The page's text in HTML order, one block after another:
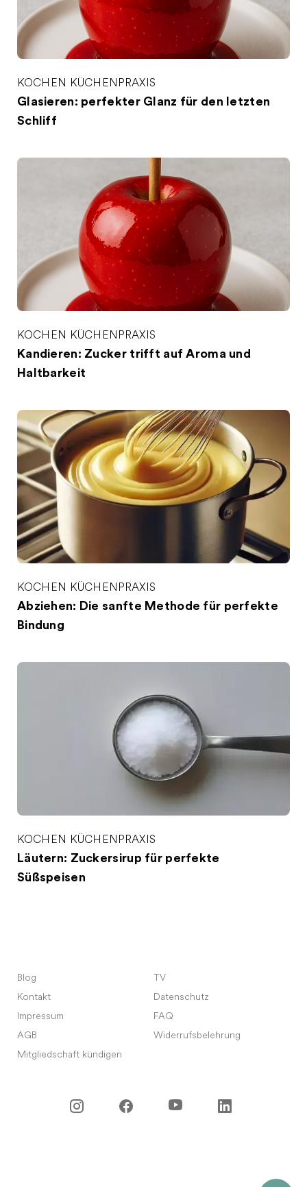
KOCHEN KÜCHENPRAXIS
Glasieren: perfekter Glanz für den letzten
Schliff
KOCHEN KÜCHENPRAXIS
Kandieren: Zucker trifft auf Aroma und
Haltbarkeit
KOCHEN KÜCHENPRAXIS
Abziehen: Die sanfte Methode für perfekte
Bindung
KOCHEN KÜCHENPRAXIS
Läutern: Zuckersirup für perfekte
Süßspeisen
Blog
TV
Kontakt
Datenschutz
Impressum
FAQ
AGB
Widerrufsbelehrung
Mitgliedschaft kündigen